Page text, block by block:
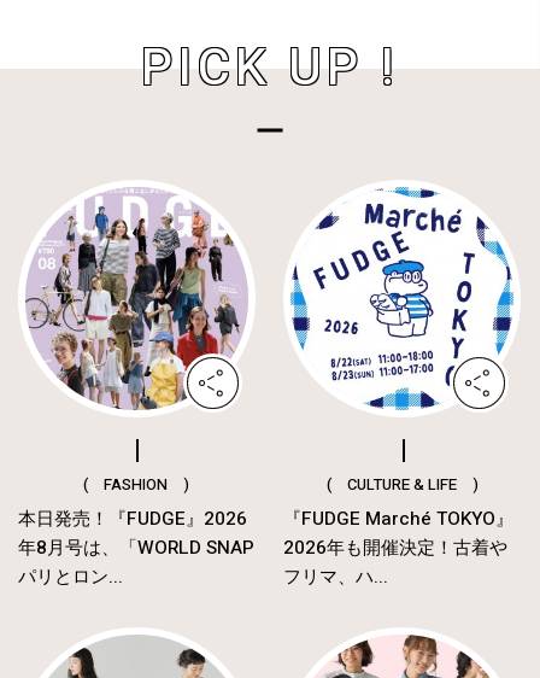
PICK UP !
( FASHION )
本日発売！『FUDGE』2026
年8月号は、「WORLD SNAP
パリとロン...
( CULTURE & LIFE )
『FUDGE Marché TOKYO』
2026年も開催決定！古着や
フリマ、ハ...